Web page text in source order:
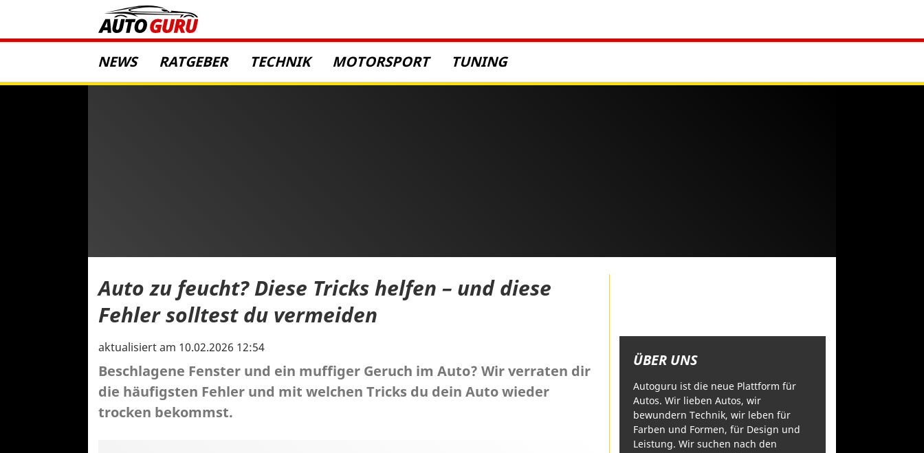
NEWS RATGEBER TECHNIK MOTORSPORT TUNING
Auto zu feucht? Diese Tricks helfen – und diese
Fehler solltest du vermeiden
aktualisiert am 10.02.2026 12:54
Beschlagene Fenster und ein muffiger Geruch im Auto? Wir verraten dir
die häufigsten Fehler und mit welchen Tricks du dein Auto wieder
trocken bekommst.
ÜBER UNS
Autoguru ist die neue Plattform für
Autos. Wir lieben Autos, wir
bewundern Technik, wir leben für
Farben und Formen, für Design und
Leistung. Wir suchen nach den